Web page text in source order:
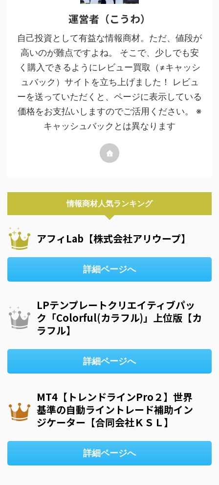
運営者（こうわ）
自己投資として有益な情報商材。ただ、値段が
高いのが難点ですよね。 そこで、少しでも安
く購入できるようにレビュー買取（≠キャッシ
ュバック）サイトを立ち上げました！ レビュ
ーを送っていただくと、ページに表示している
価格をお支払いしますのでご活用ください。 ※
キャッシュバックとは異なります
情報商材人気ランキング
アフィLab【株式会社アリウープ】
詳細ページへ
LPテンプレートクリエイティブパッ
ク「Colorful(カラフル)」上位版【カ
ラフル】
詳細ページへ
MT4【トレンドラインPro２】世界
基準の自動ライントレード補助イン
ジケーター【合同会社ＫＳＬ】
詳細ページへ